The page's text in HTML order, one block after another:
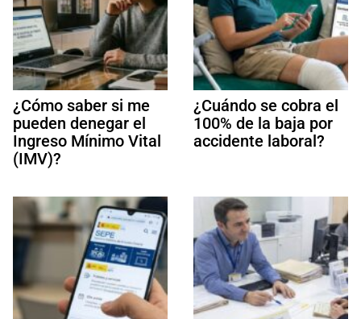
¿Cómo saber si me
pueden denegar el
Ingreso Mínimo Vital
(IMV)?
¿Cuándo se cobra el
100% de la baja por
accidente laboral?